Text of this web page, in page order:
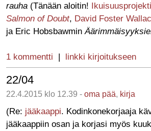
rauha (Tänään aloitin! Ikuisuusprojekti
Salmon of Doubt, David Foster
ja Eric Hobsbawmin
1 kommentti | linkki kirjoitukseen
22/04
22.4.2015 klo 12.39 - oma pää, kirja
(Re: jääkaappi. Kodinkonekorjaaja
jääkaappiin osan ja korjasi myös